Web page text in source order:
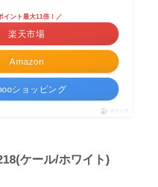
Amazon
イント最大11倍！／
楽天市場
ショッピング
ポチップ
ケール/ホワイト)